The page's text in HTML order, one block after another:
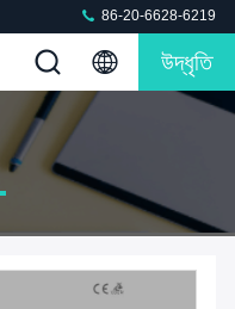
86-20-6628-6219
উদ্ধৃতি